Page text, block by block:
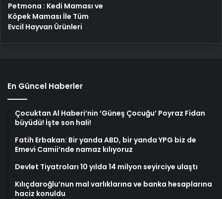
Petmona : Kedi Maması ve
Köpek Maması İle Tüm
Evcil Hayvan Ürünleri
En Güncel Haberler
Çocuktan Al Haberi’nin ‘Güneş Çocuğu’ Poyraz Fidan
büyüdü! İşte son hali!
Fatih Erbakan: Bir yanda ABD, bir yanda YPG biz de
Emevi Camii’nde namaz kılıyoruz
Devlet Tiyatroları 10 yılda 14 milyon seyirciye ulaştı
Kılıçdaroğlu’nun mal varlıklarına ve banka hesaplarına
haciz konuldu